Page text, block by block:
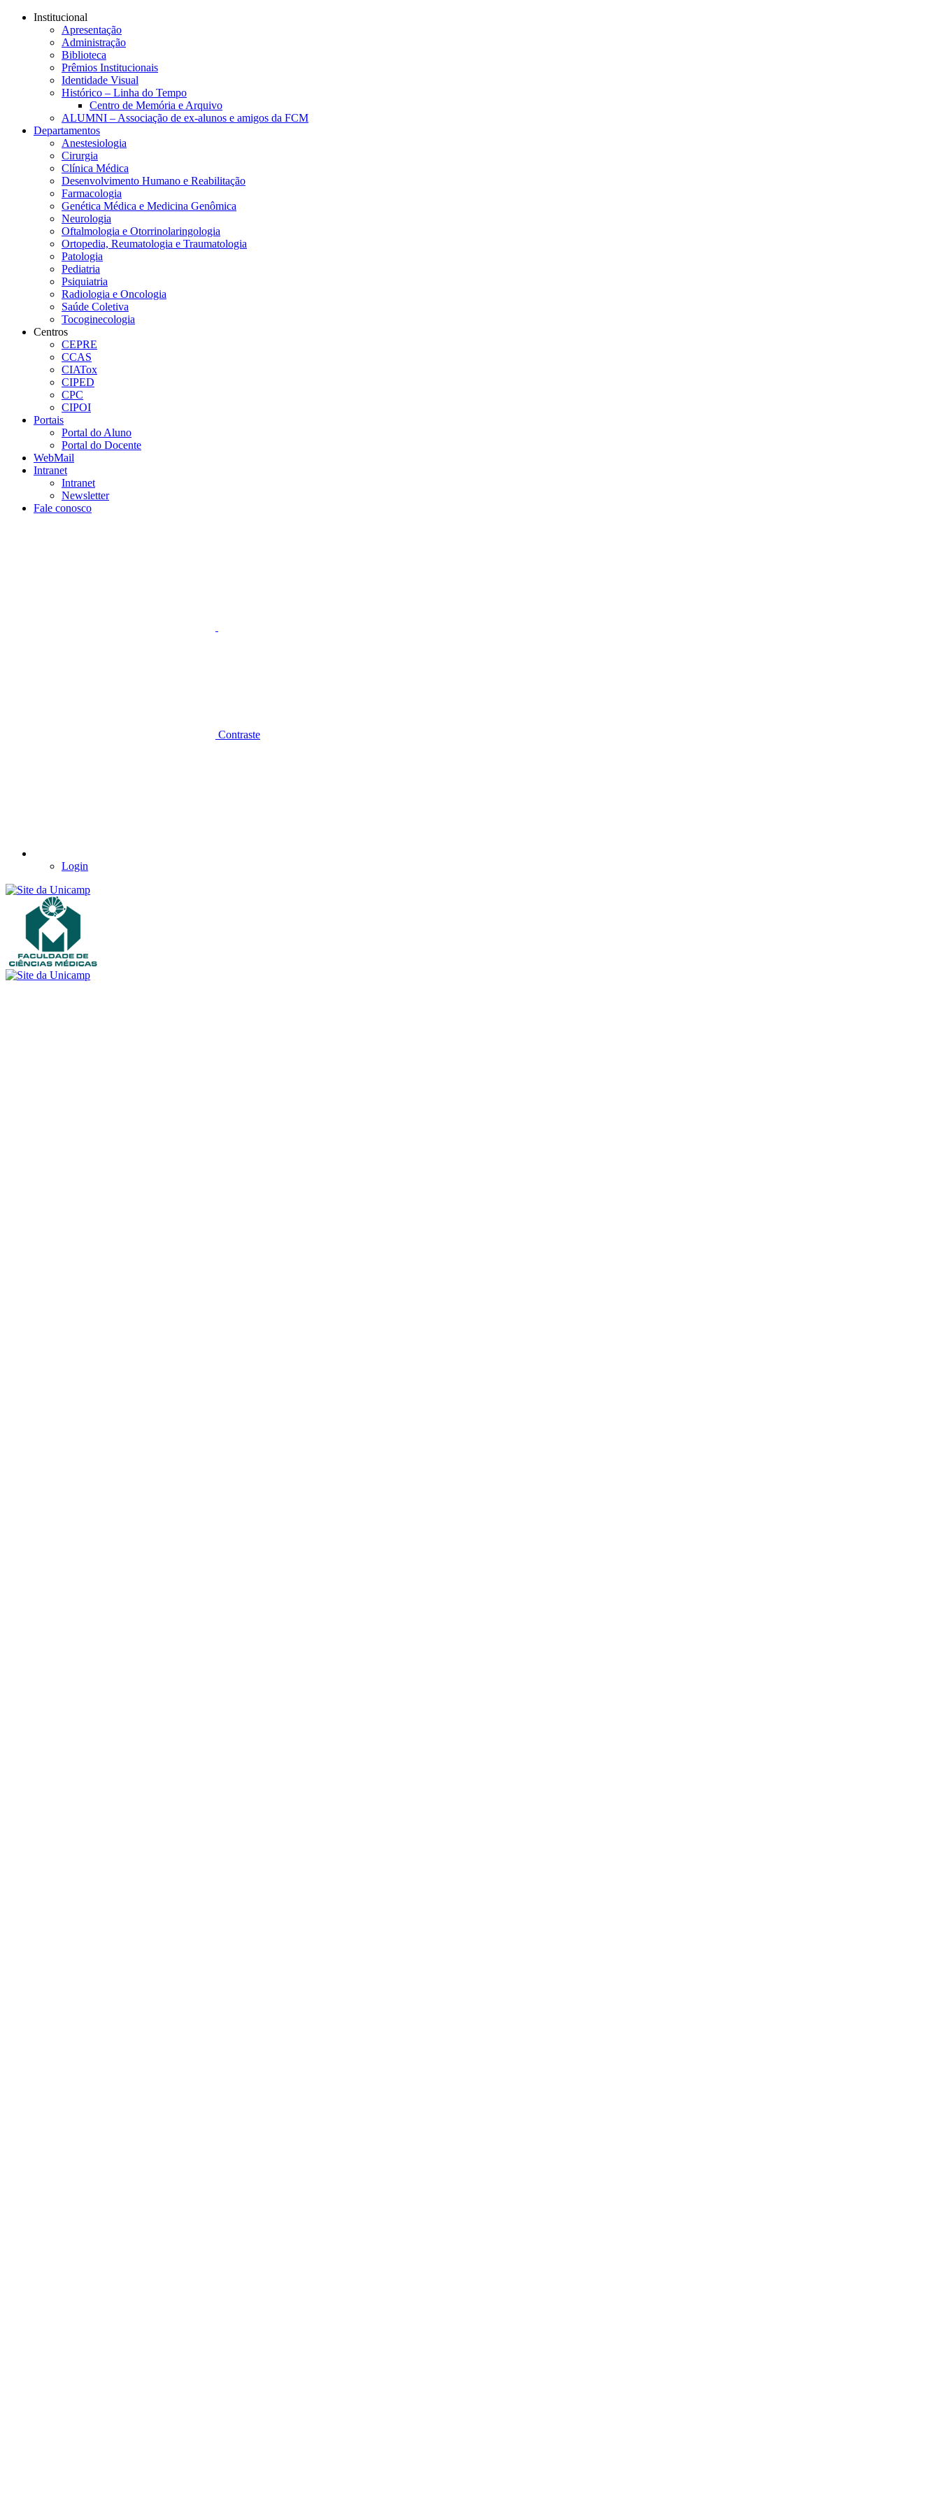
Conteúdo principal
Institucional
Apresentação
Administração
Biblioteca
Prêmios Institucionais
Identidade Visual
Histórico – Linha do Tempo
Centro de Memória e Arquivo
ALUMNI – Associação de ex-alunos e amigos da FCM
Departamentos
Anestesiologia
Cirurgia
Clínica Médica
Desenvolvimento Humano e Reabilitação
Farmacologia
Genética Médica e Medicina Genômica
Neurologia
Oftalmologia e Otorrinolaringologia
Ortopedia, Reumatologia e Traumatologia
Patologia
Pediatria
Psiquiatria
Radiologia e Oncologia
Saúde Coletiva
Tocoginecologia
Centros
CEPRE
CCAS
CIATox
CIPED
CPC
CIPOI
Portais
Portal do Aluno
Portal do Docente
WebMail
Intranet
Intranet
Newsletter
Fale conosco
Contraste
Login